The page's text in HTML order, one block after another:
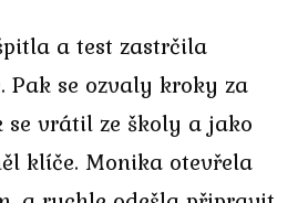
a test zastrčila
Pak se ozvaly kroky za
se vrátil ze školy a jako
klíče. Monika otevřela